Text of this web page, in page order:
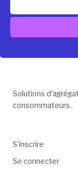
Solutions
consommateurs.
S'inscrire
Se connecter